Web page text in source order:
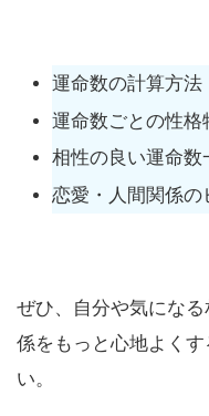
運命数の計算方法
運命数ごとの性格
相性の良い運命数
恋愛・人間関係
ぜひ、自分や気にな
係をもっと心地よく
い。